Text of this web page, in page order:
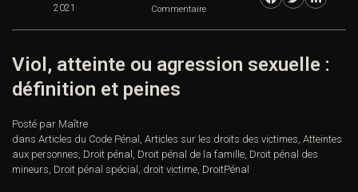
2021 Commentaire
Viol, atteinte ou agression sexuelle :
définition et peines
Posté par Maître
dans Articles du Code Pénal , Articles sur les droits des victimes, Atteintes
aux personnes, Droit pénal , Droit pénal de la famille, Droit pénal des
mineurs, Droit pénal spécial , droit victime, DroitPénal